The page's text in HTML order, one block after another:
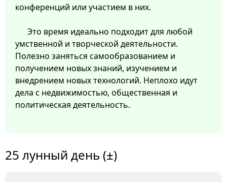
конференций или участием в них.
Это время идеально подходит для любой
умственной и творческой деятельности.
Полезно заняться самообразованием и
получением новых знаний, изучением и
внедрением новых технологий. Неплохо идут
дела с недвижимостью, общественная и
политическая деятельность.
25 лунный день (±)